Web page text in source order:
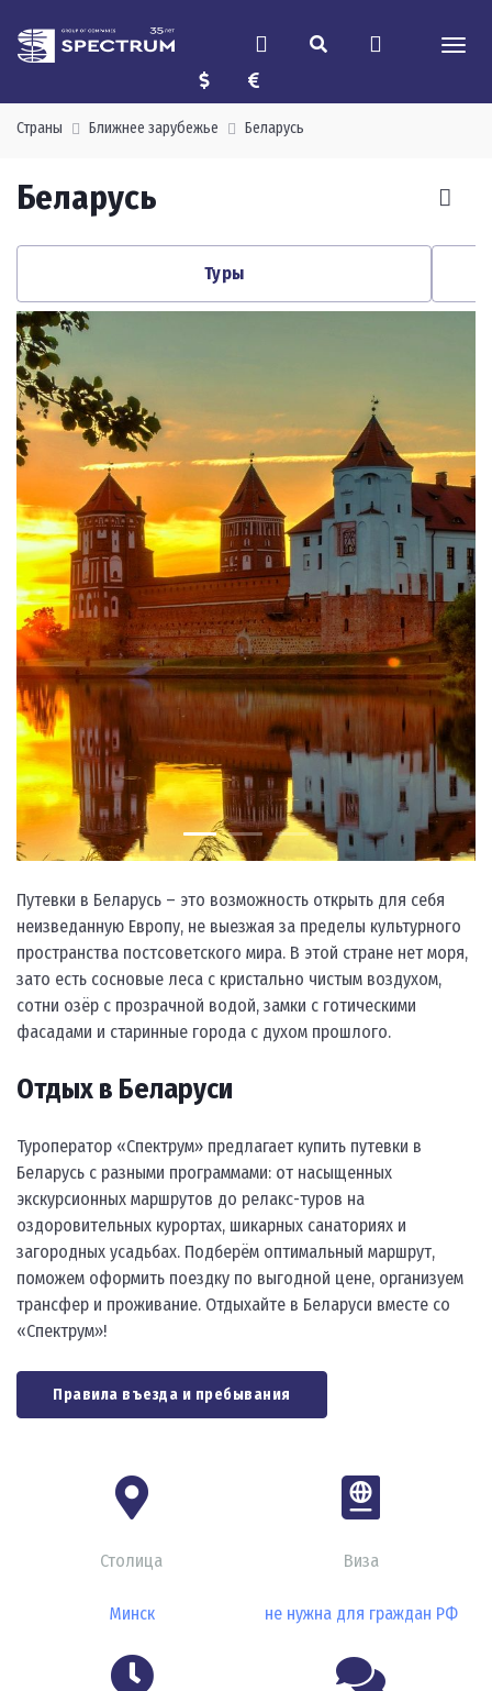
Страны Ближнее зарубежье Беларусь
Беларусь
Туры
Путевки в Беларусь – это возможность открыть для себя
неизведанную Европу, не выезжая за пределы культурного
пространства постсоветского мира. В этой стране нет моря,
зато есть сосновые леса с кристально чистым воздухом,
сотни озёр с прозрачной водой, замки с готическими
фасадами и старинные города с духом прошлого.
Отдых в Беларуси
Туроператор «Спектрум» предлагает купить путевки в
Беларусь с разными программами: от насыщенных
экскурсионных маршрутов до релакс-туров на
оздоровительных курортах, шикарных санаториях и
загородных усадьбах. Подберём оптимальный маршрут,
поможем оформить поездку по выгодной цене, организуем
трансфер и проживание. Отдыхайте в Беларуси вместе со
«Спектрум»!
Правила въезда и пребывания
Столица
Минск
Виза
не нужна для граждан РФ